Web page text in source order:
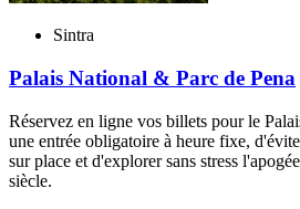
Sintra
Palais National & Parc de Pena
Réservez en ligne vos billets pour le
une entrée obligatoire à heure fixe,
sur place et d'explorer sans stress
siècle.